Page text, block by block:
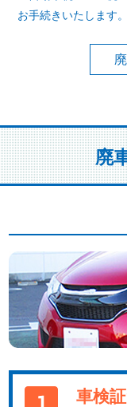
お手続きいたします。
廃
車検